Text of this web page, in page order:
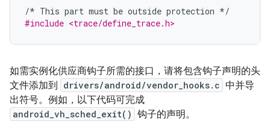
/* This part must be outside protection */
#include <trace/define_trace.h>
如需实例化供应商钩子所需的接口，请将包含钩子声明的头
文件添加到
drivers/android/vendor_hooks.c 中并导
出符号。例如，以下代码可完成
android_vh_sched_exit() 钩子的声明。